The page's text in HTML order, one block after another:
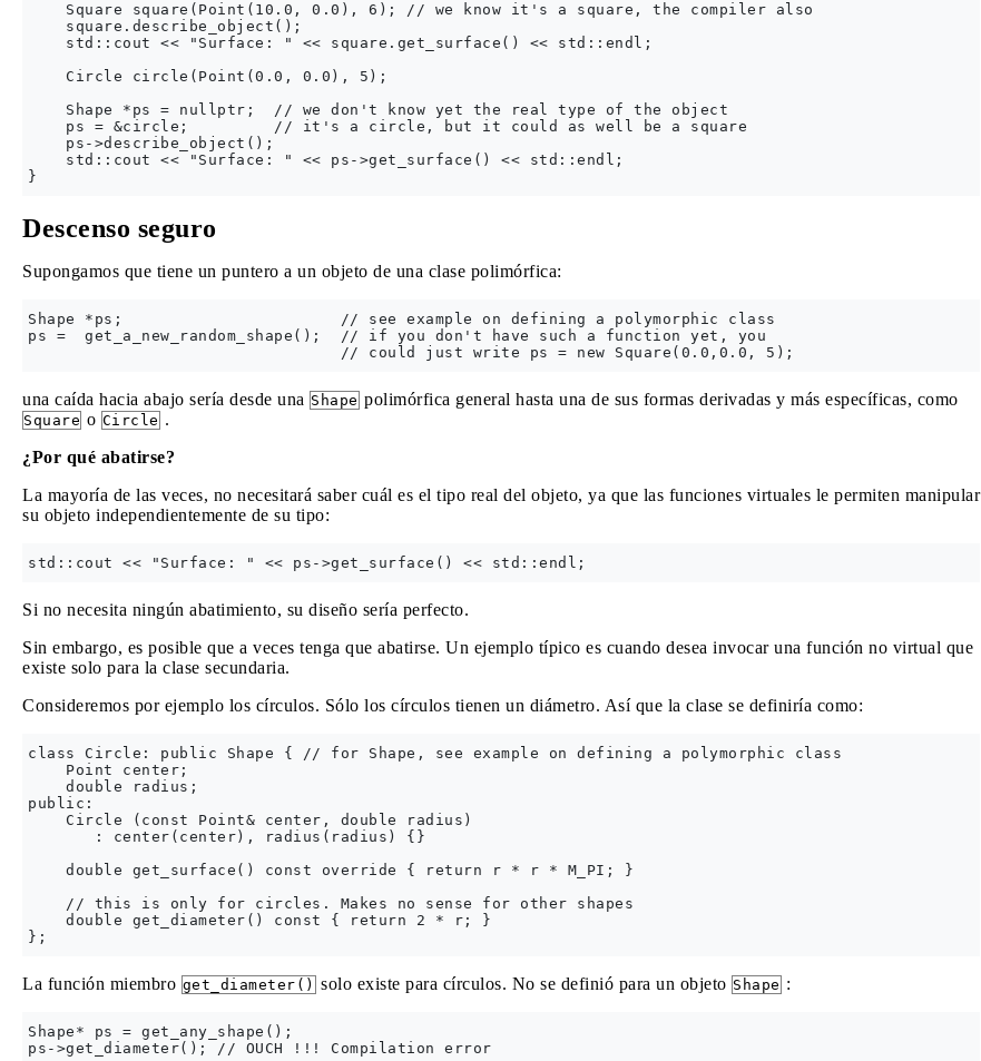
    Square square(Point(10.0, 0.0), 6); // we know it's a square, the compiler also
    square.describe_object();
    std::cout << "Surface: " << square.get_surface() << std::endl;
    Circle circle(Point(0.0, 0.0), 5);
    Shape *ps = nullptr;  // we don't know yet the real type of the object
    ps = &circle;         // it's a circle, but it could as well be a square
    ps->describe_object();
    std::cout << "Surface: " << ps->get_surface() << std::endl;
Descenso seguro
Supongamos que tiene un puntero a un objeto de una clase polimórfica:
Shape *ps;                       // see example on defining a polymorphic class
ps =  get_a_new_random_shape();  // if you don't have such a function yet, you
una caída hacia abajo sería desde una Shape polimórfica general hasta una de sus formas derivadas y más específicas, como
Square o Circle .
¿Por qué abatirse?
La mayoría de las veces, no necesitará saber cuál es el tipo real del objeto, ya que las funciones virtuales le permiten manipular
su objeto independientemente de su tipo:
Si no necesita ningún abatimiento, su diseño sería perfecto.
Sin embargo, es posible que a veces tenga que abatirse. Un ejemplo típico es cuando desea invocar una función no virtual que
existe solo para la clase secundaria.
Consideremos por ejemplo los círculos. Sólo los círculos tienen un diámetro. Así que la clase se definiría como:
class Circle: public Shape { // for Shape, see example on defining a polymorphic class
    Point center;
    double radius;
public:
    Circle (const Point& center, double radius)
       : center(center), radius(radius) {}
    double get_surface() const override { return r * r * M_PI; }
    // this is only for circles. Makes no sense for other shapes
    double get_diameter() const { return 2 * r; }
La función miembro get_diameter() solo existe para círculos. No se definió para un objeto Shape :
Shape* ps = get_any_shape();